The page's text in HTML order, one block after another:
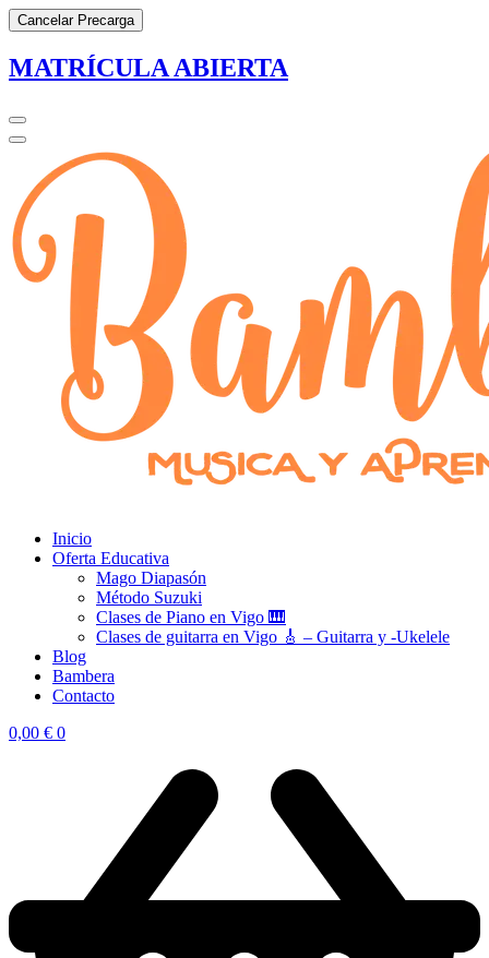
Cancelar Precarga
MATRÍCULA ABIERTA
Inicio
Oferta Educativa
Mago Diapasón
Método Suzuki
Clases de Piano en Vigo 🎹
Clases de guitarra en Vigo 🎸 – Guitarra y -Ukelele
Blog
Bambera
Contacto
0,00 € 0